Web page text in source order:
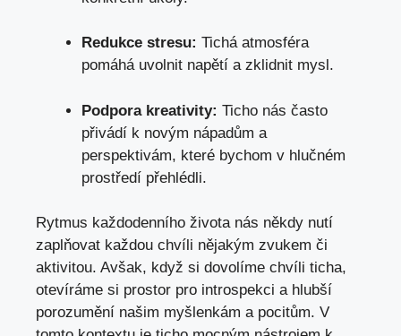
Redukce stresu: Tichá atmosféra
pomáhá uvolnit​ napětí a zklidnit mysl.
Podpora kreativity: Ticho nás často
přivádí k novým nápadům ⁢a
perspektivám, ‍které bychom v hlučném
prostředí přehlédli.
Rytmus každodenního života nás někdy nutí
zaplňovat každou chvíli nějakým zvukem či
aktivitou. Avšak, když si dovolíme chvíli ticha,
otevíráme ⁢si ⁢prostor⁣ pro⁣ introspekci a hlubší
porozumění našim myšlenkám a ⁢pocitům. V